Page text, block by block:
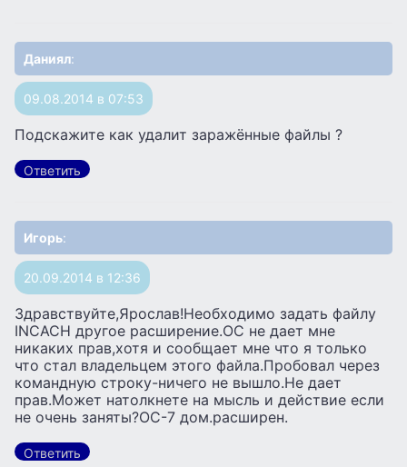
Даниял:
09.08.2014 в 07:53
Подскажите как удалит заражённые файлы ?
Ответить
Игорь:
20.09.2014 в 12:36
Здравствуйте,Ярослав!Необходимо задать файлу
INCACH другое расширение.ОС не дает мне
никаких прав,хотя и сообщает мне что я только
что стал владельцем этого файла.Пробовал через
командную строку-ничего не вышло.Не дает
прав.Может натолкнете на мысль и действие если
не очень заняты?ОС-7 дом.расширен.
Ответить